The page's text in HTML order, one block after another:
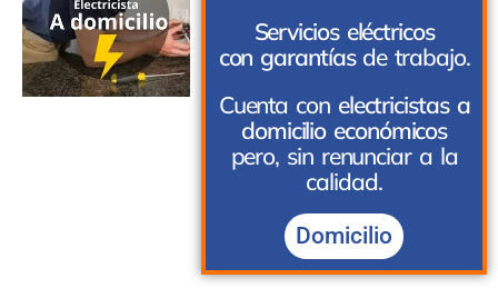
Servicios eléctricos
con garantíasde trabajo.
Cuenta con electricistas a
domicilio económicos
pero, sin renunciar a la
calidad.
Domicilio